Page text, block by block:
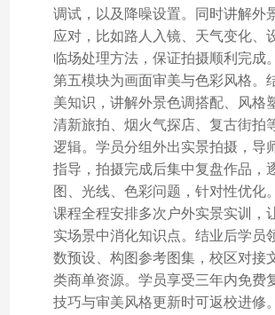
调试，以及降噪设置。同时讲解外
应对，比如路人入镜、天气变化、
临场处理方法，保证拍摄顺利完成。
第五模块为画面审美与色彩风格。
美知识，讲解外景色调搭配、风格
清新旅拍、烟火气探店、复古街拍
逻辑。学员分组外出实景拍摄，导
指导，拍摄完成后集中复盘作品，
图、光线、色彩问题，针对性优化。
课程全程安排多次户外实景实训，
实场景中消化知识点。结业后学员
数预设、构图参考图集，校区对接
类商单资源。学员享受三年内免费
技巧与审美风格更新时可返校进修